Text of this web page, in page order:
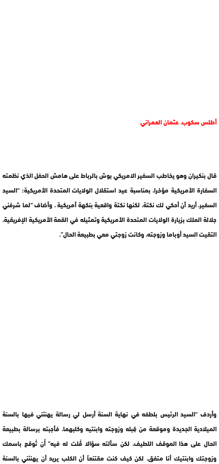
أطلس سكوب، عثمان العمراني
قال بنكيران وهو يخاطب السفير الامريكي بوش بالرباط على هامش الحفل الذي نظمته
السفارة الأمريكية مؤخرا، بمناسبة عيد استقلال الولايات المتحدة الأمريكية: “السيد
السفير، أريد أن أحكي لك نكتة، لكنها نكتة واقعية بنكهة أمريكية ، وأضاف “لما شرفني
جلالة الملك بزيارة الولايات المتحدة الأمريكية وتمثيله في القمة الأمريكية الإفريقية،
التقيت السيد أوباما وزوجته، وكانت زوجتي معي بطبيعة الحال”.
وأردف “السيد الرئيس بلطفه في نهاية السنة أرسل لي رسالة يهنئني فيها بالسنة
الميلادية الجديدة وموقعة من قِبله وزوجته وابنتيه وكلبهما. فأجبته برسالة بطبيعة
الحال على هذا الموقف اللطيف، لكن سألته سؤالا قُلت له فيه” أَن تُوقع باسمك
وزوجتك وابنتيك أنا متفق، لكن كيف كنت مقتنعاً أن الكلب يريد أن يهنئني بالسنة